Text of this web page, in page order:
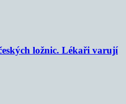
ložnic. Lékaři varují